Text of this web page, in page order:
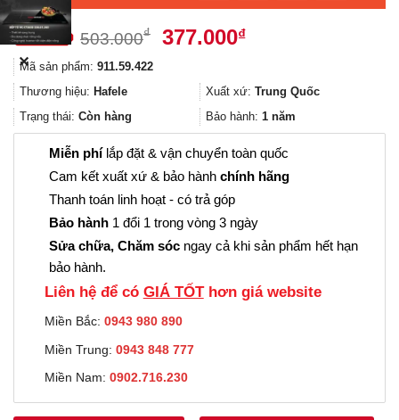
503.000₫
Giá
503.000₫.
377.000₫Giá
là:
377.000₫.
Mã sản phẩm: 911.59.422
Thương hiệu: Hafele Xuất xứ: Trung Quốc
Trạng thái: Còn hàng Bảo hành: 1 năm
Miễn phílắp đặt & vận chuyển toàn quốc
Cam kết xuất xứ & bảo hành chính hãng
Thanh toán linh hoạt - có trả góp
Bảo hành 1 đổi 1 trong vòng 3 ngày
Sửa chữa, Chăm sóc ngay cả khi sản phẩm hết hạn
bảo hành.
Liên hệ để có GIÁ TỐThơn giá website
Miền Bắc: 0943 980 890
Miền Trung: 0943 848 777
Miền Nam: 0902.716.230
✕